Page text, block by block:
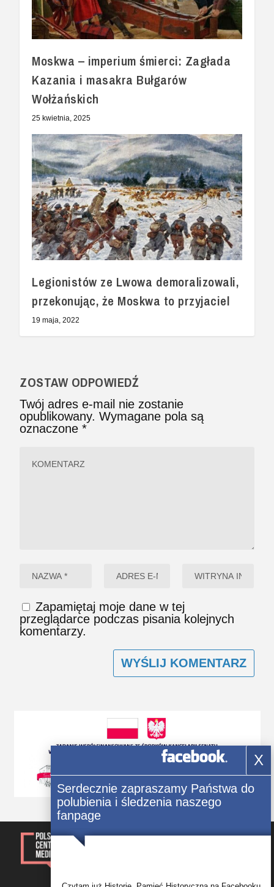
Moskwa – imperium śmierci: Zagłada
Kazania i masakra Bułgarów
Wołżańskich
25 kwietnia, 2025
Legionistów ze Lwowa demoralizowali,
przekonując, że Moskwa to przyjaciel
19 maja, 2022
ZOSTAW ODPOWIEDŹ
Twój adres e-mail nie zostanie
opublikowany. Wymagane pola są
oznaczone*
Zapamiętaj moje dane w tej
przeglądarce podczas pisania kolejnych
komentarzy.
© 2014-2023, Kwartalnik „Głos
Polonii” Wszelkie prawa
X
Serdecznie zapraszamy Państwa do
polubienia i śledzenia naszego
fanpage